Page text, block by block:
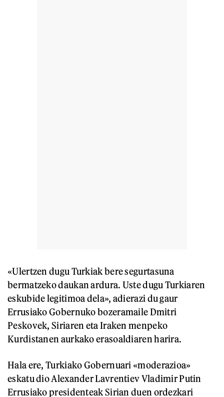
«Ulertzen dugu Turkiak bere segurtasuna
bermatzeko daukan ardura. Uste dugu Turkiaren
eskubide legitimoa dela», adierazi du gaur
Errusiako Gobernuko bozeramaile Dmitri
Peskovek, Siriaren eta Iraken menpeko
Kurdistanen aurkako erasoaldiaren harira.
Hala ere, Turkiako Gobernuari «moderazioa»
eskatu dio Alexander Lavrentiev Vladimir Putin
Errusiako presidenteak Sirian duen ordezkari